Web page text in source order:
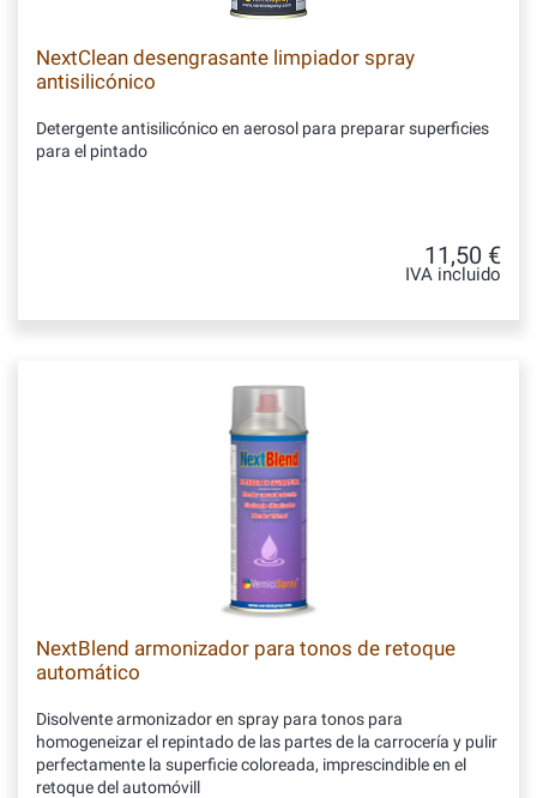
NextClean desengrasante limpiador spray
antisilicónico
Detergente antisilicónico en aerosol para preparar superficies
para el pintado
11,50 €
IVA incluido
NextBlend armonizador para tonos de retoque
automático
Disolvente armonizador en spray para tonos para
homogeneizar el repintado de las partes de la carrocería y pulir
perfectamente la superficie coloreada, imprescindible en el
retoque del automóvill